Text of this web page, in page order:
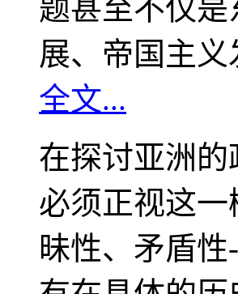
题甚至不仅
展、帝国主
全文...
在探讨亚洲
必须正视这
昧性、矛盾